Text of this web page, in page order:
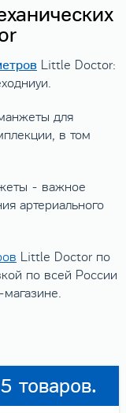
Little Doctor:
для
в том
- важное
артериального
Little Doctor по
по всей России
товаров.